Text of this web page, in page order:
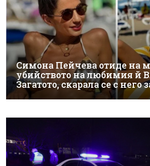
Симона Пейчева отиде на
убийството на любимия й
Загатото, скарала се с него